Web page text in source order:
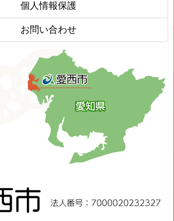
個人情報保護
お問い合わせ